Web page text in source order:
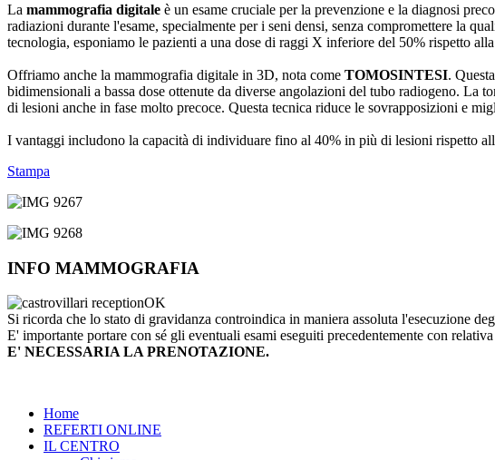
La mammografia digitale è un esame cruciale per la prevenzione e la diagnosi
radiazioni durante l'esame, specialmente per i seni densi, senza compromettere la
tecnologia, esponiamo le pazienti a una dose di raggi X inferiore del 50% rispetto
Offriamo anche la mammografia digitale in 3D, nota come TOMOSINTESI.
bidimensionali a bassa dose ottenute da diverse angolazioni del tubo radiogeno. La
di lesioni anche in fase molto precoce. Questa tecnica riduce le sovrapposizioni e
I vantaggi includono la capacità di individuare fino al 40% in più di lesioni rispetto
Stampa
INFO MAMMOGRAFIA
Si ricorda che lo stato di gravidanza controindica in maniera assoluta l'esecuzione
E' importante portare con sé gli eventuali esami eseguiti precedentemente con
E' NECESSARIA LA PRENOTAZIONE.
Home
REFERTI ONLINE
IL CENTRO